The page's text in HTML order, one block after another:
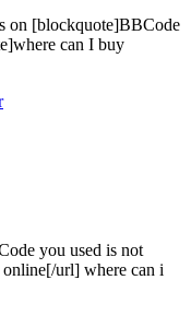
on [blockquote]BBCode
can I buy
you used is not
url] where can i